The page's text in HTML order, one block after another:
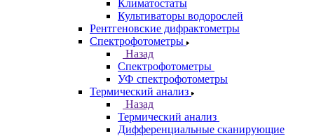
Устройство ввода проб
Масс-спектрометрия с индуктивно-
связанной плазмой
Металлографические микроскопы
Наборы для определения компонентов
Оборудование для определения
нефтепродуктов
Подготовка образцов
Приборы для биотестирования
Назад
Приборы для биотестирования